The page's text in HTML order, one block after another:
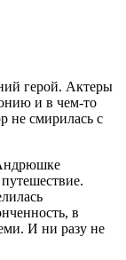
герой. Актеры
и в чем-то
не смирилась с
в
И ни разу не